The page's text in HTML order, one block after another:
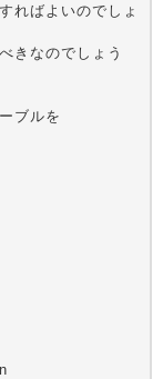
ればよいのでしょ
きなのでしょう
ブルを